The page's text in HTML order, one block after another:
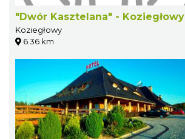
"Dwór Kasztelana" - Koziegłowy
Koziegłowy
6.36 km